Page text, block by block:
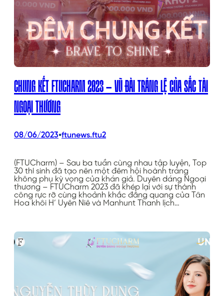
CHUNG KẾT FTUCHARM 2023 – VŨ ĐÀI TRÁNG LỆ CỦA SẮC TÀI
NGOẠI THƯƠNG
08/06/2023•ftunews.ftu2
(FTUCharm) – Sau ba tuần cùng nhau tập luyện, Top
30 thí sinh đã tạo nên một đêm hội hoành tráng
không phụ kỳ vọng của khán giả. Duyên dáng Ngoại
thương – FTUCharm 2023 đã khép lại với sự thành
công rực rỡ cùng khoảnh khắc đăng quang của Tân
Hoa khôi H’ Uyên Niê và Manhunt Thanh lịch…